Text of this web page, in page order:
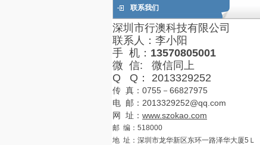
联系我们
深圳市行澳科技有限公司
联系人：李小阳
手 机： 13570805001
微 信: 微信同上
Q Q： 2013329252
传 真：0755－66827975
电 邮：2013329252@qq.com
网 址： www.szokao.com
邮 编：518000
地 址：深圳市龙华新区东环一路泽华大厦5Ｌ